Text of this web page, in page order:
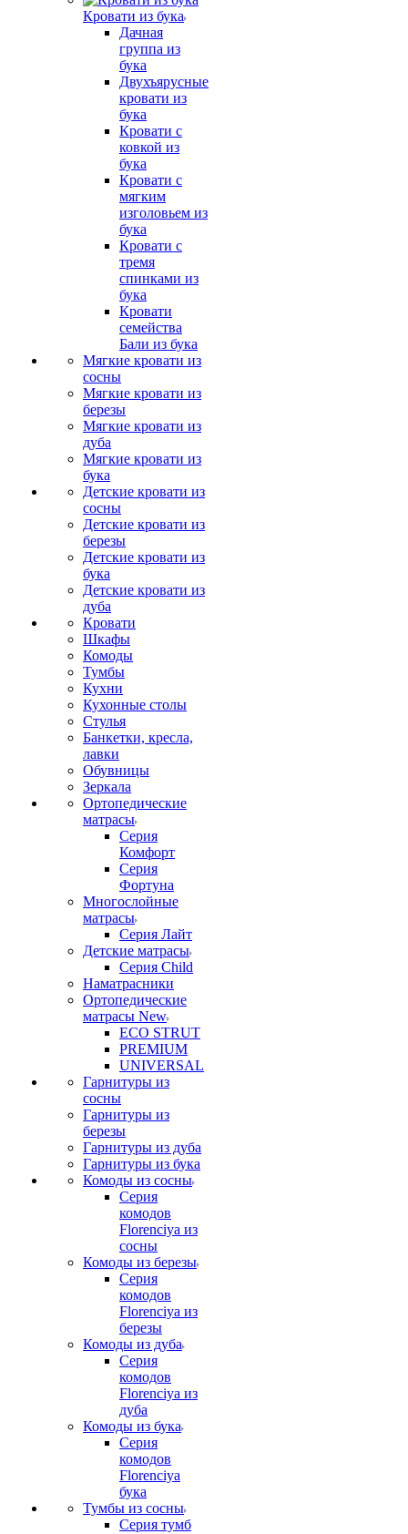
Кровати из бука
Дачная
группа из
бука
Двухъярусные
кровати из
бука
Кровати с
ковкой из
бука
Кровати с
мягким
изголовьем из
бука
Кровати с
тремя
спинками из
бука
Кровати
семейства
Бали из бука
Мягкие кровати из
сосны
Мягкие кровати из
березы
Мягкие кровати из
дуба
Мягкие кровати из
бука
Детские кровати из
сосны
Детские кровати из
березы
Детские кровати из
бука
Детские кровати из
дуба
Кровати
Шкафы
Комоды
Тумбы
Кухни
Кухонные столы
Стулья
Банкетки, кресла,
лавки
Обувницы
Зеркала
Ортопедические
матрасы
Серия
Комфорт
Серия
Фортуна
Многослойные
матрасы
Серия Лайт
Детские матрасы
Серия Child
Наматрасники
Ортопедические
матрасы New
ECO STRUT
PREMIUM
UNIVERSAL
Гарнитуры из
сосны
Гарнитуры из
березы
Гарнитуры из дуба
Гарнитуры из бука
Комоды из сосны
Серия
комодов
Florenciya из
сосны
Комоды из березы
Серия
комодов
Florenciya из
березы
Комоды из дуба
Серия
комодов
Florenciya из
дуба
Комоды из бука
Серия
комодов
Florenciya
бука
Тумбы из сосны
Серия тумб